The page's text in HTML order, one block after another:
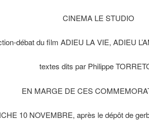
CINEMA LE STUDIO
débat du film ADIEU LA VIE, ADIEU
textes dits par Philippe
EN MARGE DE CES
10 NOVEMBRE, après le dépôt de